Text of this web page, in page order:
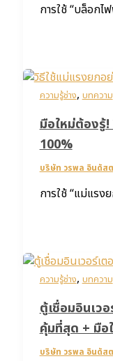
การใช้ “บล็อกไฟ
ความรู้ช่าง,บทความ
มือใหม่ต้องรู้
100%
บริษัท วรพล อินดัส
การใช้ “แม่แรง
ความรู้ช่าง,บทความ
ตู้เชื่อมอินเวอ
คุ้มที่สุด + มือ
บริษัท วรพล อินดัส